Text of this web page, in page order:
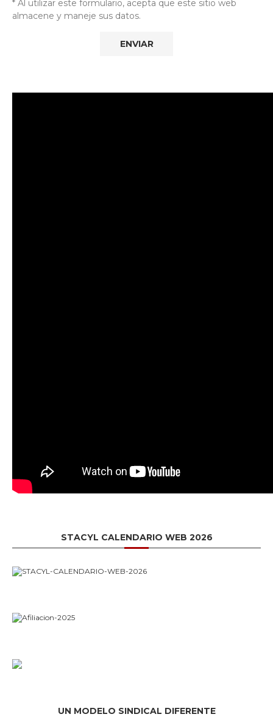
* Al utilizar este formulario, acepta que este sitio web
almacene y maneje sus datos.
STACYL CALENDARIO WEB 2026
UN MODELO SINDICAL DIFERENTE